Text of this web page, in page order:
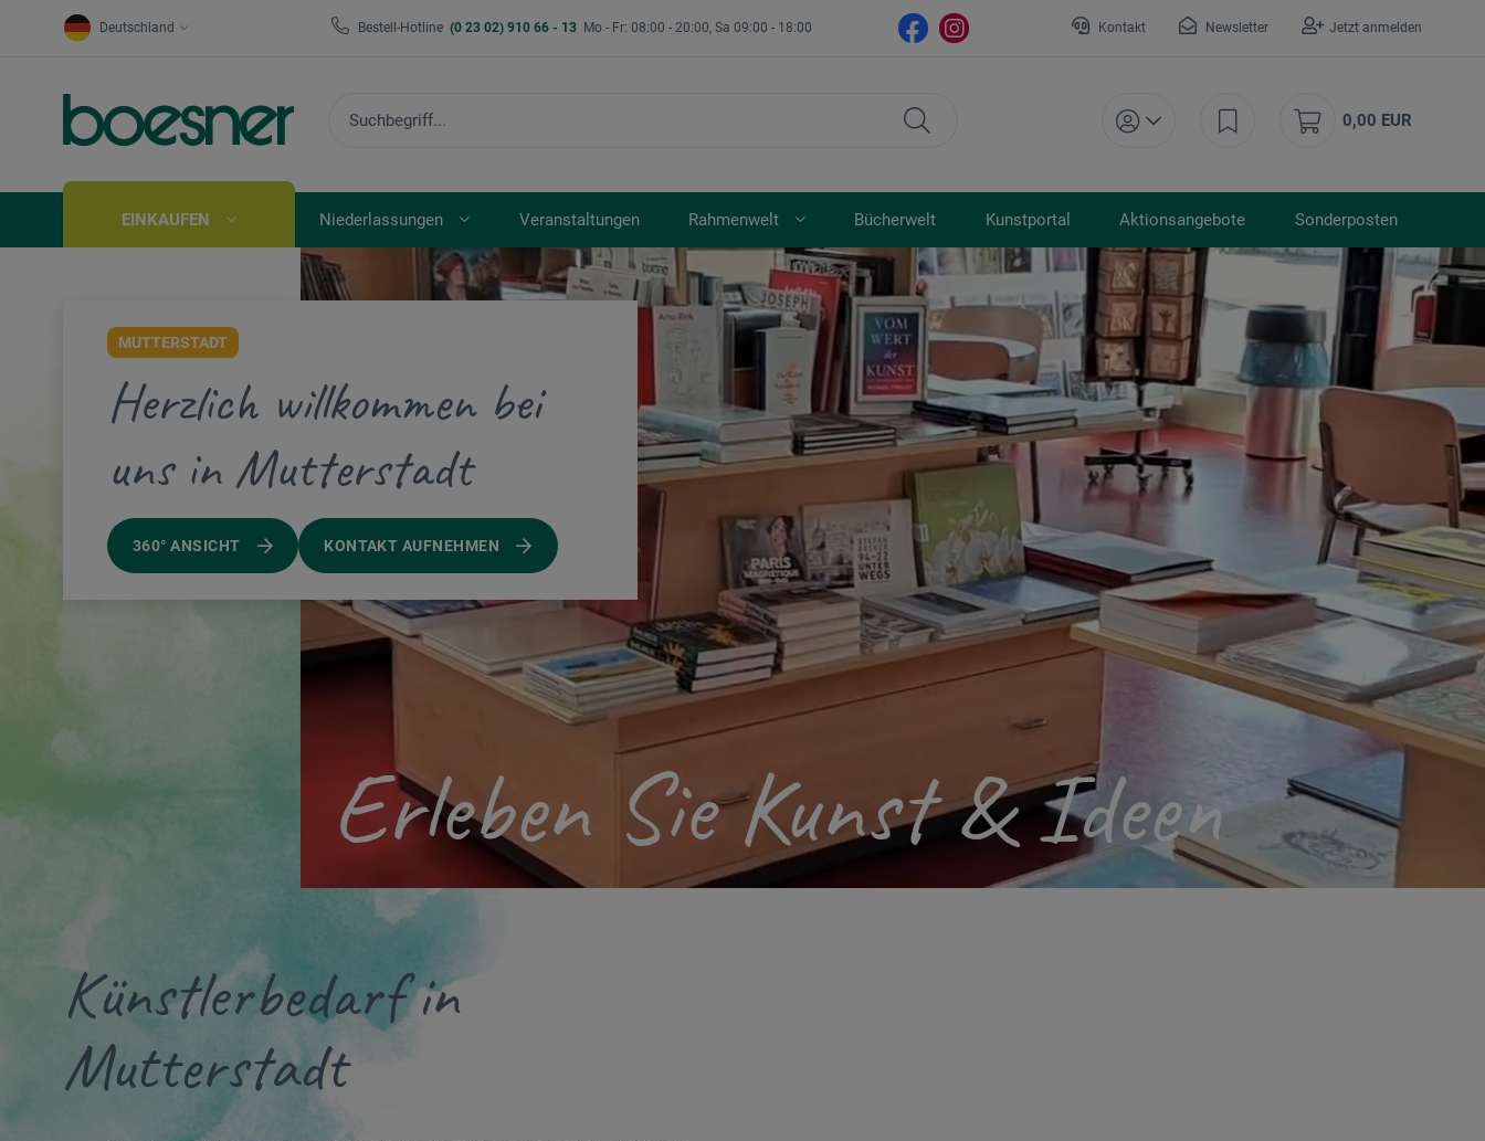
Deutschland Bestell-Hotline (0 23 02) 910 66 - 13 Mo - Fr: 08:00 - 20:00, Sa 09:00 - 18:00 Kontakt Newsletter Jetzt anmelden
0,00 EUR
EINKAUFEN Niederlassungen Veranstaltungen Rahmenwelt Bücherwelt Kunstportal Aktionsangebote Sonderposten
Erleben Sie Kunst & Ideen
MUTTERSTADT
Herzlich willkommen bei
uns in Mutterstadt
360° ANSICHT KONTAKT AUFNEHMEN
Künstlerbedarf in
Mutterstadt